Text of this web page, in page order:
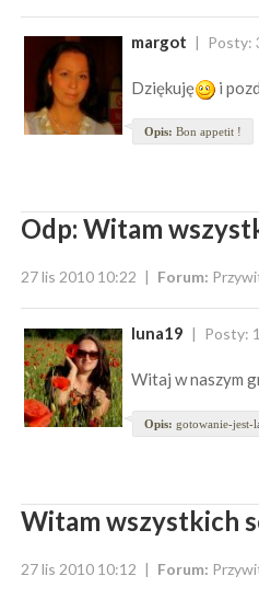
margot Posty:
Dziękuję i
Opis: Bon appetit !
Odp: Witam
27 lis 2010 10:22 Forum:
luna19 Posty:
Witaj w naszym
Opis: gotowanie-jest-
Witam wszystkich
27 lis 2010 10:12 Forum: